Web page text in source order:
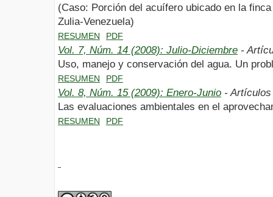
(Caso: Porción del acuífero ubicado en la
Zulia-Venezuela)
RESUMEN PDF
Vol. 7, Núm. 14 (2008): Julio-Diciembre -
Uso, manejo y conservación del agua. Un
RESUMEN PDF
Vol. 8, Núm. 15 (2009): Enero-Junio - Artículos
Las evaluaciones ambientales en el
RESUMEN PDF